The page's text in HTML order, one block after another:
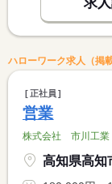
ハローワーク求人（掲
正社員
営業
株式会社 市川工業
高知県高知